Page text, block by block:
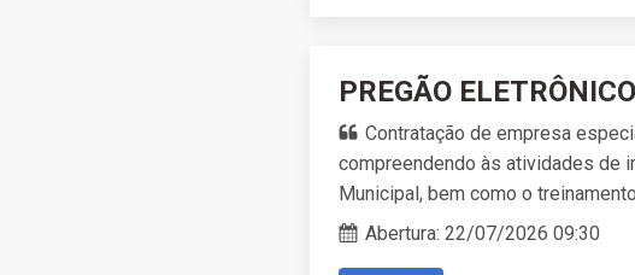
PREGÃO
Contratação de empresa
compreendendo às atividades de
Municipal, bem como o
Abertura: 22/07/2026 09:30